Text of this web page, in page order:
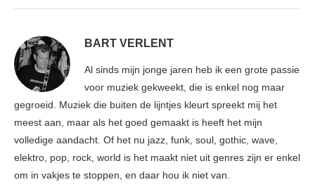
BART VERLENT
Al sinds mijn jonge jaren heb ik een grote passie
voor muziek gekweekt, die is enkel nog maar
gegroeid. Muziek die buiten de lijntjes kleurt spreekt mij het
meest aan, maar als het goed gemaakt is heeft het mijn
volledige aandacht. Of het nu jazz, funk, soul, gothic, wave,
elektro, pop, rock, world is het maakt niet uit genres zijn er enkel
om in vakjes te stoppen, en daar hou ik niet van.